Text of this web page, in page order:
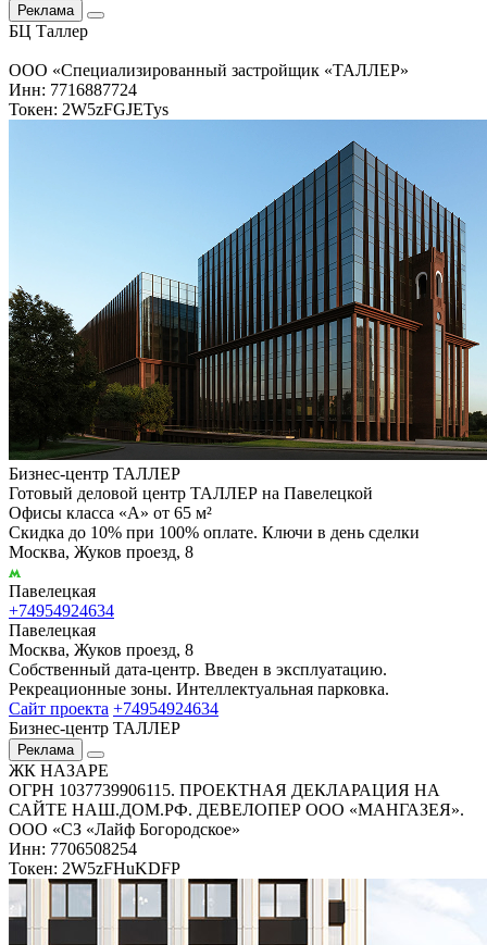
Реклама
БЦ Таллер
ООО «Специализированный застройщик «ТАЛЛЕР»
Инн: 7716887724
Токен: 2W5zFGJETys
Бизнес-центр ТАЛЛЕР
Готовый деловой центр ТАЛЛЕР на Павелецкой
Офисы класса «А» от 65 м²
Скидка до 10% при 100% оплате. Ключи в день сделки
Москва, Жуков проезд, 8
Павелецкая
+74954924634
Павелецкая
Москва, Жуков проезд, 8
Собственный дата-центр. Введен в эксплуатацию.
Рекреационные зоны. Интеллектуальная парковка.
Сайт проекта +74954924634
Бизнес-центр ТАЛЛЕР
Реклама
ЖК НАЗАРЕ
ОГРН 1037739906115. ПРОЕКТНАЯ ДЕКЛАРАЦИЯ НА
САЙТЕ НАШ.ДОМ.РФ. ДЕВЕЛОПЕР ООО «МАНГАЗЕЯ».
ООО «СЗ «Лайф Богородское»
Инн: 7706508254
Токен: 2W5zFHuKDFP